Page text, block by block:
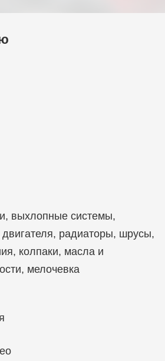
, выхлопные системы,
, радиаторы, шрусы,
, колпаки, масла и
, мелочевка